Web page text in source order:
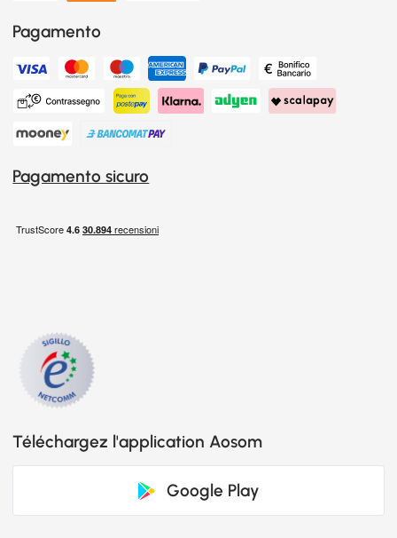
Pagamento
Pagamento sicuro
Téléchargez l'application Aosom
Google Play